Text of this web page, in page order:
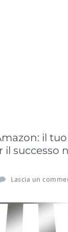
il
successo
Lascia un